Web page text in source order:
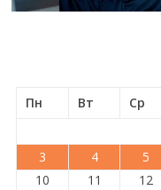
Пн
Вт Ср
3
4 5
10
11 12